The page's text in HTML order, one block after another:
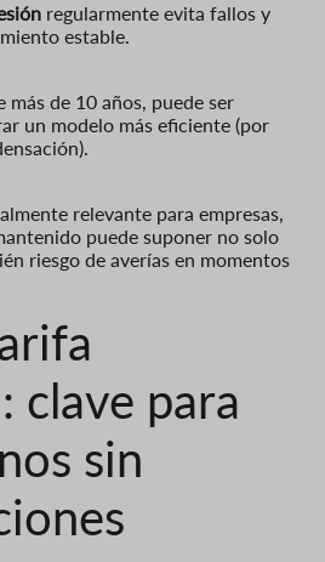
regularmente evita fallos y
estable.
más de 10 años, puede ser
un modelo más eficiente (por
relevante para empresas,
puede suponer no solo
riesgo de averías en momentos
clave para
sin